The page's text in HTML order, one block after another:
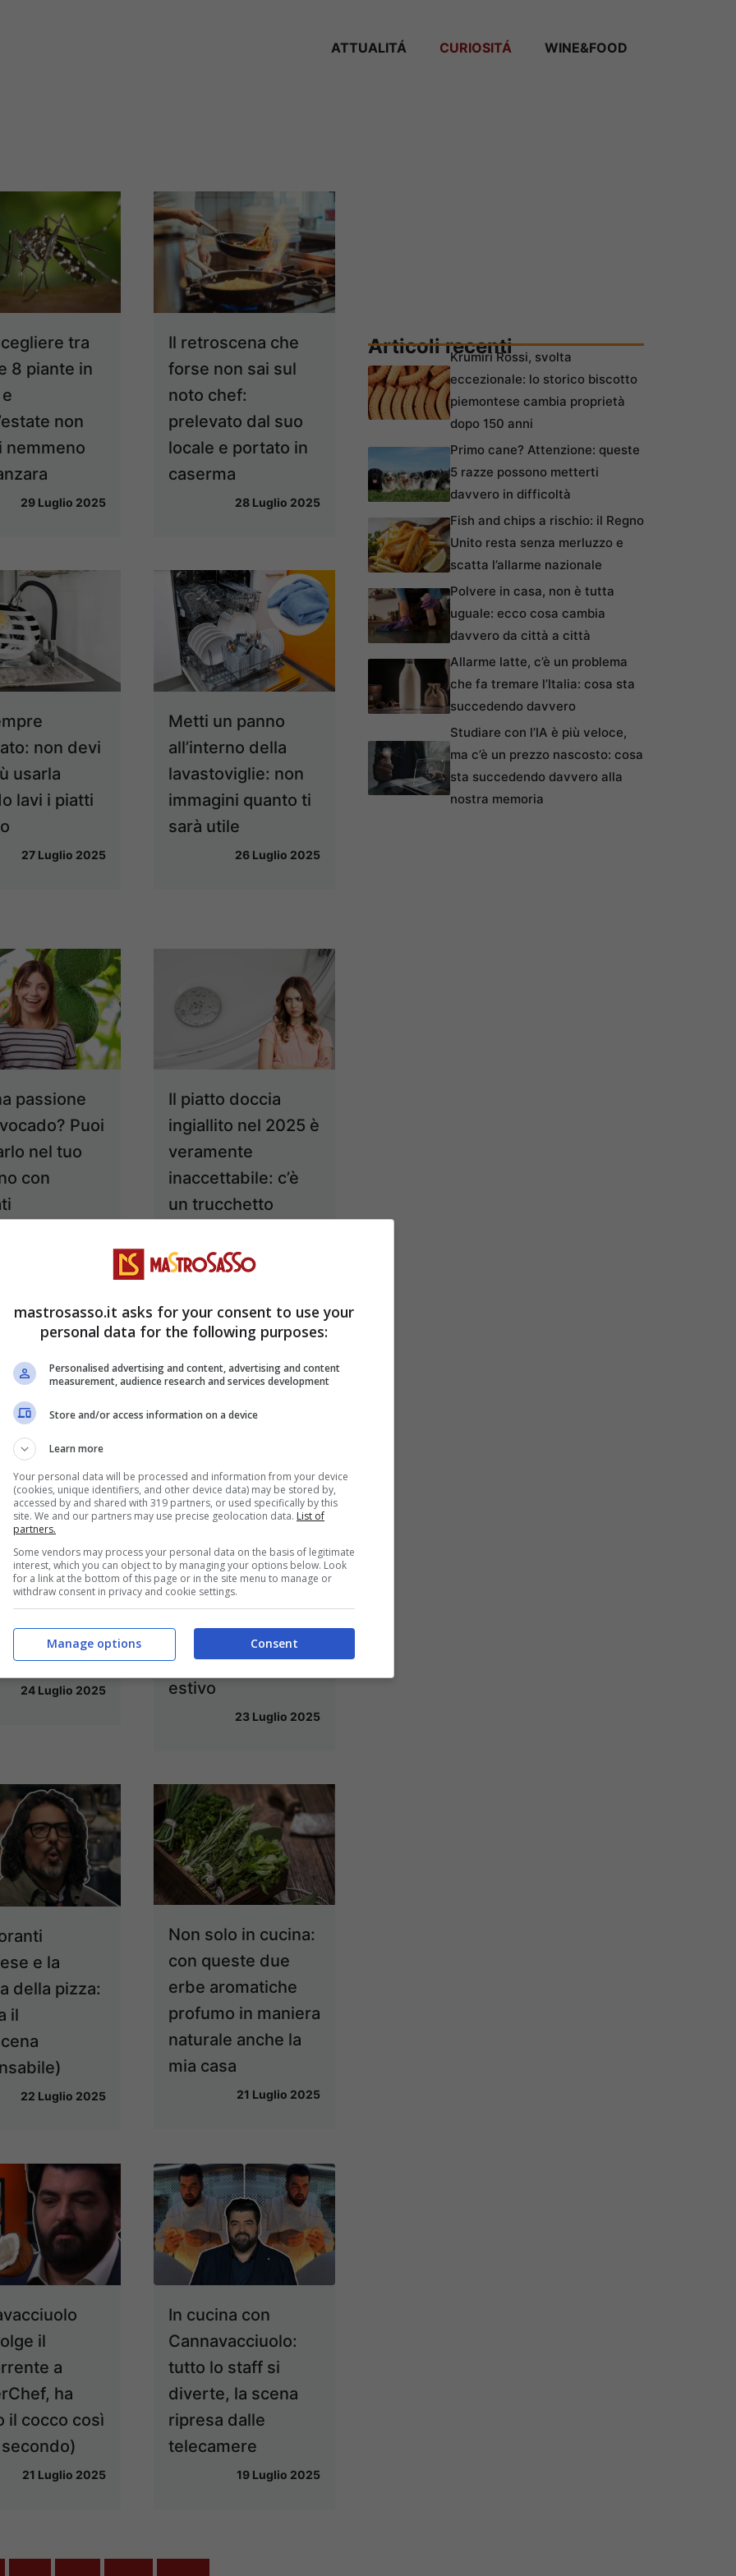
ATTUALITÁ CURIOSITÁ WINE&FOOD
tra
8 piante in
non
nemmeno
29 Luglio 2025
Il retroscena che
forse non sai sul
noto chef:
prelevato dal suo
locale e portato in
caserma
28 Luglio 2025
non devi
usarla
lavi i piatti
27 Luglio 2025
Metti un panno
all’interno della
lavastoviglie: non
immagini quanto ti
sarà utile
26 Luglio 2025
passione
Puoi
nel tuo
con
Il piatto doccia
ingiallito nel 2025 è
veramente
inaccettabile: c’è
un trucchetto
24 Luglio 2025
lo
ecco
di cui
proprio
24 Luglio 2025
solo il condimento
per eccellenza:
usalo anche per
risolvere questo
comune disturbo
estivo
23 Luglio 2025
e la
della pizza:
il
22 Luglio 2025
Non solo in cucina:
con queste due
erbe aromatiche
profumo in maniera
naturale anche la
mia casa
21 Luglio 2025
il
a
ha
il cocco così
21 Luglio 2025
In cucina con
Cannavacciuolo:
tutto lo staff si
diverte, la scena
ripresa dalle
telecamere
19 Luglio 2025
Articoli recentiKrumiri Rossi, svolta
eccezionale: lo storico biscotto
piemontese cambia proprietà
dopo 150 anni
Primo cane? Attenzione: queste
5 razze possono metterti
davvero in difficoltà
Fish and chips a rischio: il Regno
Unito resta senza merluzzo e
scatta l’allarme nazionale
Polvere in casa, non è tutta
uguale: ecco cosa cambia
davvero da città a città
Allarme latte, c’è un problema
che fa tremare l’Italia: cosa sta
succedendo davvero
Studiare con l’IA è più veloce,
ma c’è un prezzo nascosto: cosa
sta succedendo davvero alla
nostra memoria
mastrosasso.it asks for your consent to use your
personal data for the following purposes:
Personalised advertising and content, advertising and content
measurement, audience research and services development
Store and/or access information on a device
Learn more
Your personal data will be processed and information from your device
(cookies, unique identifiers, and other device data) may be stored by,
accessed by and shared with 319 partners, or used specifically by this
site. We and our partners may use precise geolocation data. List of
partners.
Some vendors may process your personal data on the basis of legitimate
interest, which you can object to by managing your options below. Look
for a link at the bottom of this page or in the site menu to manage or
withdraw consent in privacy and cookie settings.
Consent
Manage options